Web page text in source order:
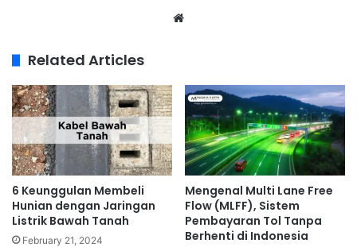
Related Articles
6 Keunggulan Membeli
Hunian dengan Jaringan
Listrik Bawah Tanah
February 21, 2024
Mengenal Multi Lane Free
Flow (MLFF), Sistem
Pembayaran Tol Tanpa
Berhenti di Indonesia